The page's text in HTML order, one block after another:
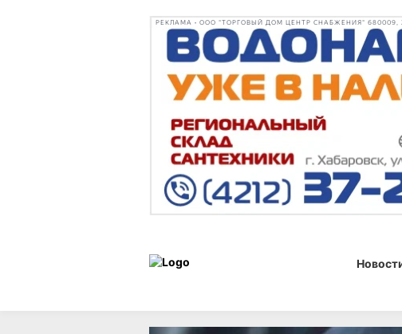
РЕКЛАМА • ООО "ТОРГОВЫЙ ДОМ ЦЕНТР СНАБЖЕНИЯ" 680009,